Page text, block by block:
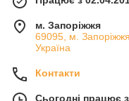
м. Запоріжжя
69095, м.
Україна
Контакти
Сьогодні працює